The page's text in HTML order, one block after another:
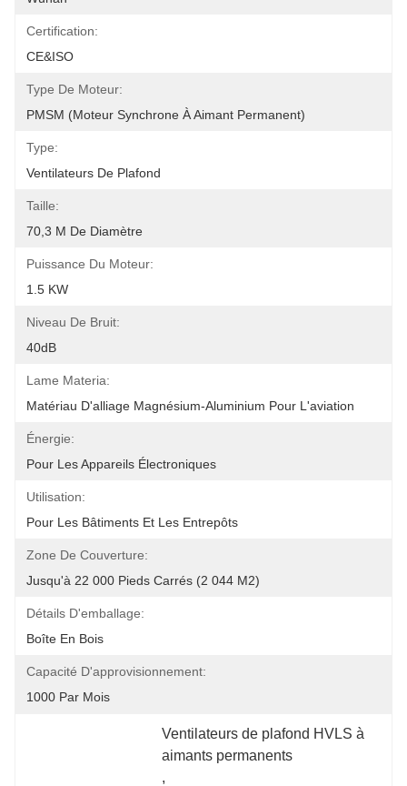
Certification:
CE&ISO
Type De Moteur:
PMSM (moteur Synchrone À Aimant Permanent)
Type:
Ventilateurs De Plafond
Taille:
70,3 M De Diamètre
Puissance Du Moteur:
1.5 KW
Niveau De Bruit:
40dB
Lame Materia:
Matériau D'alliage Magnésium-Aluminium Pour L'aviation
Énergie:
Pour Les Appareils Électroniques
Utilisation:
Pour Les Bâtiments Et Les Entrepôts
Zone De Couverture:
Jusqu'à 22 000 Pieds Carrés (2 044 M2)
Détails D'emballage:
Boîte En Bois
Capacité D'approvisionnement:
1000 Par Mois
Ventilateurs de plafond HVLS à
aimants permanents
,